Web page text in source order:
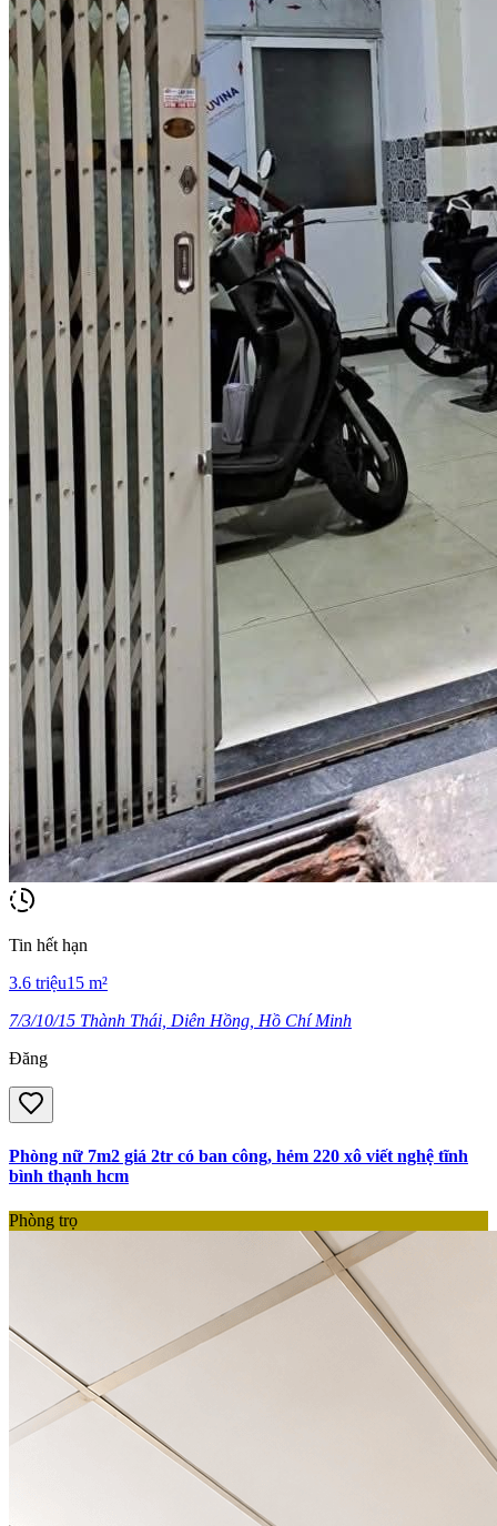
Tin hết hạn
3.6 triệu15 m²
7/3/10/15 Thành Thái, Diên Hồng, Hồ Chí Minh
Đăng
Phòng nữ 7m2 giá 2tr có ban công, hẻm 220 xô viết nghệ tĩnh
bình thạnh hcm
Phòng trọ